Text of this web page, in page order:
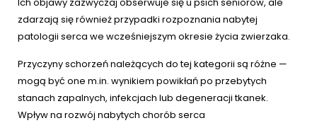
Ich objawy zazwyczaj obserwuje się u psich seniorów, ale
zdarzają się również przypadki rozpoznania nabytej
patologii serca we wcześniejszym okresie życia zwierzaka.
Przyczyny schorzeń należących do tej kategorii są różne —
mogą być one m.in. wynikiem powikłań po przebytych
stanach zapalnych, infekcjach lub degeneracji tkanek.
Wpływ na rozwój nabytych chorób serca